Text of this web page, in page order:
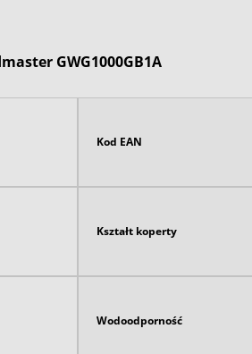
GWG1000GB1A
Kod EAN
Kształt koperty
Wodoodporność